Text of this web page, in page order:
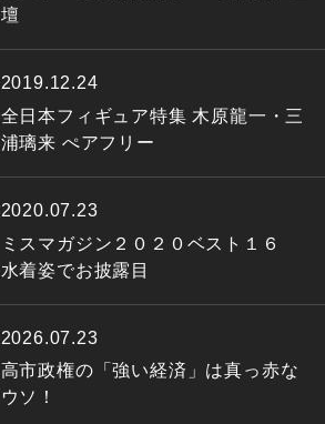
壇
2019.12.24
全日本フィギュア特集 木原龍一・三
浦璃来 ぺアフリー
2020.07.23
ミスマガジン２０２０ベスト１６
水着姿でお披露目
2026.07.23
高市政権の「強い経済」は真っ赤な
ウソ！